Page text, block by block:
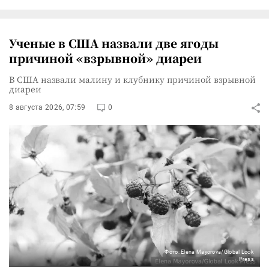
Ученые в США назвали две ягоды
причиной «взрывной» диареи
В США назвали малину и клубнику причиной взрывной
диареи
8 августа 2026, 07:59 0
Фото: Elena Mayorova/Global Look
Press